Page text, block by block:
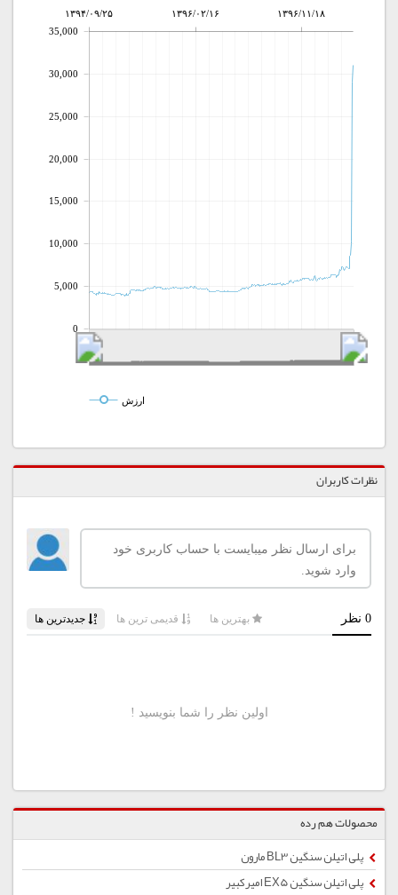
۱۳۹۴/۰۹/۲۵ ۱۳۹۶/۰۲/۱۶ ۱۳۹۶/۱۱/۱۸
0
5,000
10,000
15,000
20,000
25,000
30,000
35,000
ارزش
نظرات کاربران
محصولات هم رده
پلی اتیلن سنگین BL3 مارون
پلی اتیلن سنگین EX5 امیركبیر